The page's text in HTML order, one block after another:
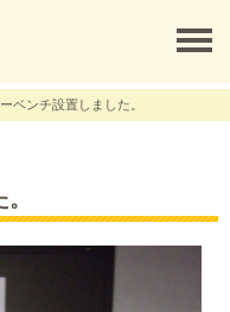
ベンチ設置しました。